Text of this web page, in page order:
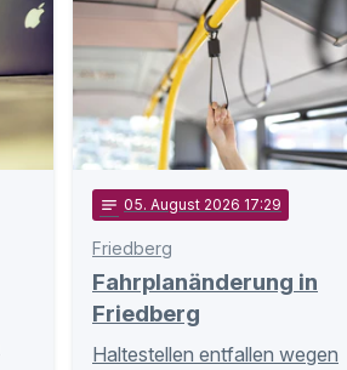
notes 05. August 2026 17:29
Friedberg
Fahrplanänderung in
Friedberg
Haltestellen entfallen wegen